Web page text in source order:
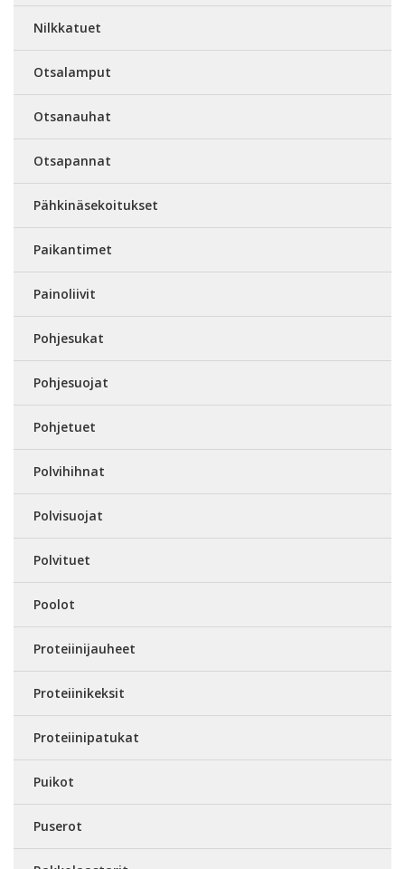
Nilkkatuet
Otsalamput
Otsanauhat
Otsapannat
Pähkinäsekoitukset
Paikantimet
Painoliivit
Pohjesukat
Pohjesuojat
Pohjetuet
Polvihihnat
Polvisuojat
Polvituet
Poolot
Proteiinijauheet
Proteiinikeksit
Proteiinipatukat
Puikot
Puserot